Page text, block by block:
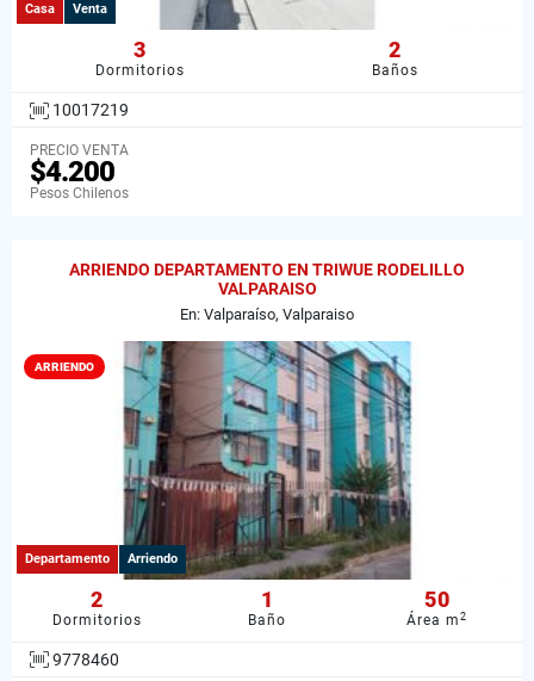
Casa Venta
3
Dormitorios
2
Baños
10017219
PRECIO VENTA
$4.200
Pesos Chilenos
ARRIENDO DEPARTAMENTO EN TRIWUE RODELILLO
VALPARAISO
En: Valparaíso, Valparaiso
ARRIENDO
Departamento Arriendo
2
Dormitorios
1
Baño
50
Área m2
9778460